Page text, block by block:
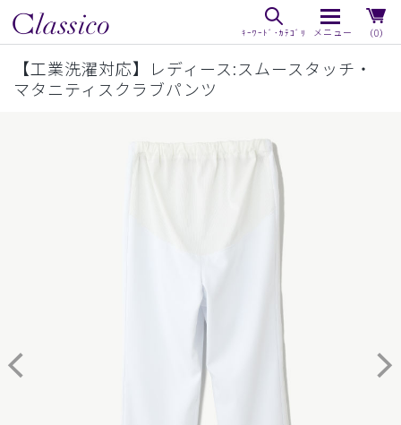
（0）
【工業洗濯対応】レディース:スムースタッチ・
マタニティスクラブパンツ